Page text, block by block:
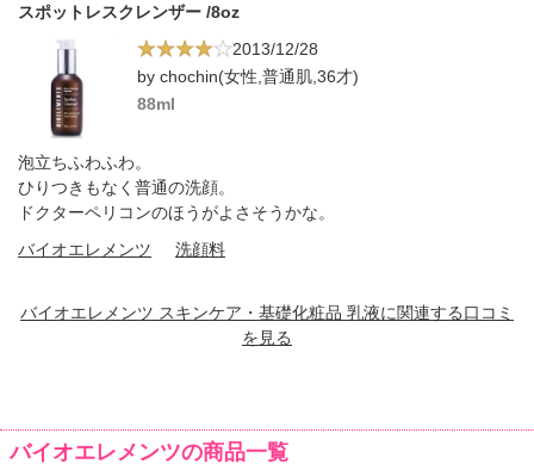
スポットレスクレンザー /8oz
2013/12/28
by chochin(女性,普通肌,36才)
88ml
泡立ちふわふわ。
ひりつきもなく普通の洗顔。
ドクターペリコンのほうがよさそうかな。
バイオエレメンツ
洗顔料
バイオエレメンツ スキンケア・基礎化粧品 乳液に関連する口コミ
を見る
バイオエレメンツの商品一覧